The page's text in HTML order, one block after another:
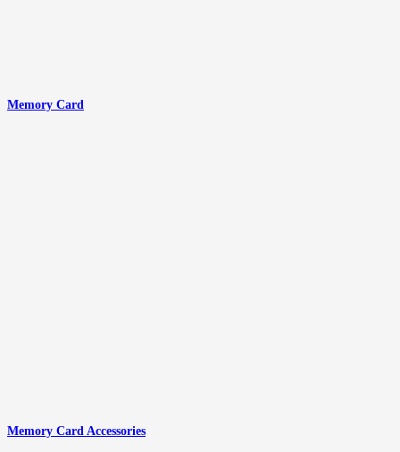
Memory Card
Memory Card Accessories